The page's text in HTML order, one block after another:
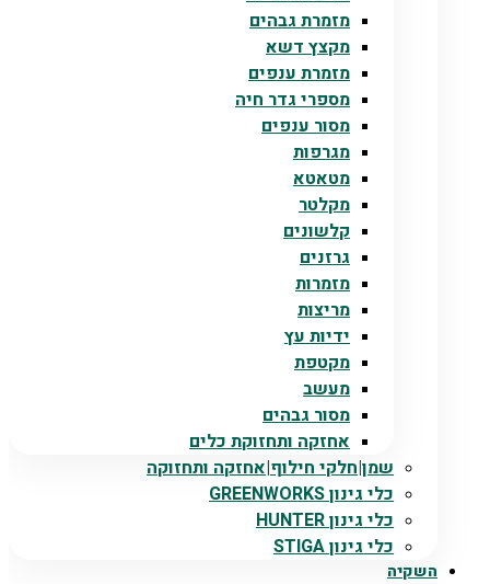
מזמרת גבהים
מקצץ דשא
מזמרת ענפים
מספרי גדר חיה
מסור ענפים
מגרפות
מטאטא
מקלטר
קלשונים
גרזנים
מזמרות
מריצות
ידיות עץ
מקטפת
מעשב
מסור גבהים
אחזקה ותחזוקת כלים
שמן|חלקי חילוף|אחזקה ותחזוקה
כלי גינון GREENWORKS
כלי גינון HUNTER
כלי גינון STIGA
השקיה